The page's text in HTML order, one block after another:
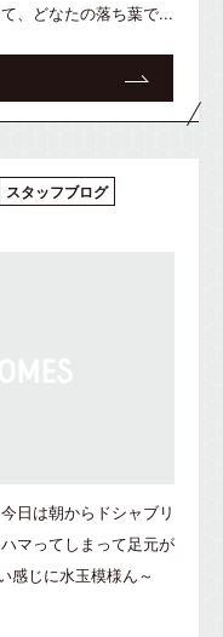
、どなたの落ち葉で...
スタッフブログ
日は朝からドシャブリ
マってしまって足元が
感じに水玉模様ん～